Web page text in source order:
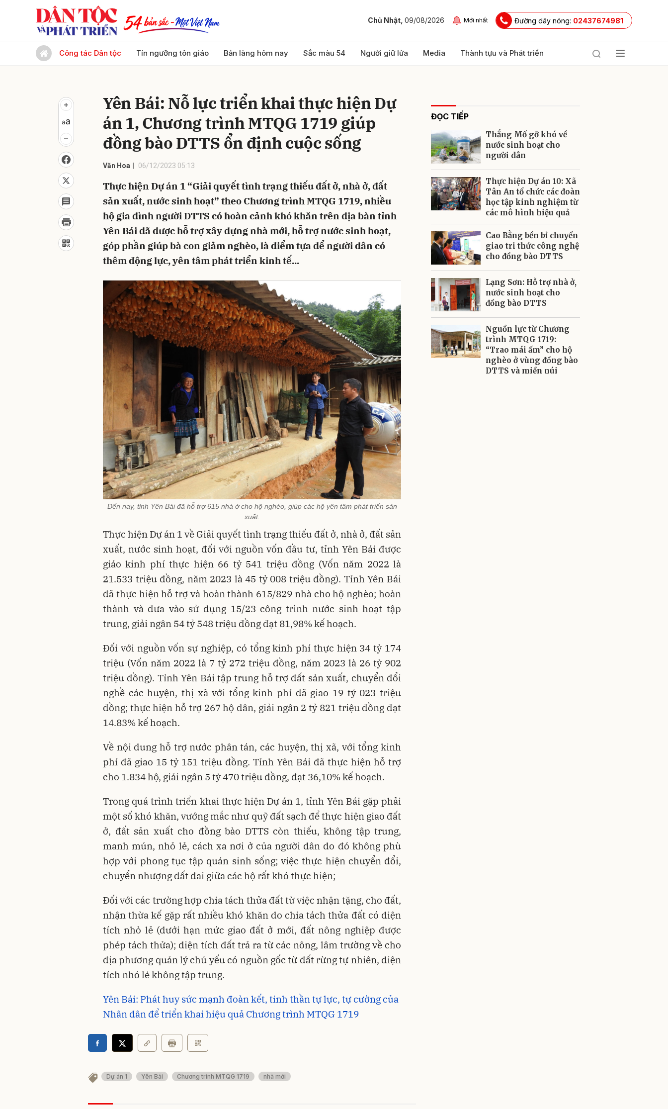
Chủ Nhật, 09/08/2026 Mới nhất Đường dây nóng: 02437674981
Công tác Dân tộc Tín ngưỡng tôn giáo Bản làng hôm nay Sắc màu 54 Người giữ lửa Media Thành tựu và Phát triển
Yên Bái: Nỗ lực triển khai thực hiện Dự
án 1, Chương trình MTQG 1719 giúp
đồng bào DTTS ổn định cuộc sống
Văn Hoa 06/12/2023 05:13
Thực hiện Dự án 1 “Giải quyết tình trạng thiếu đất ở, nhà ở, đất
sản xuất, nước sinh hoạt” theo Chương trình MTQG 1719, nhiều
hộ gia đình người DTTS có hoàn cảnh khó khăn trên địa bàn tỉnh
Yên Bái đã được hỗ trợ xây dựng nhà mới, hỗ trợ nước sinh hoạt,
góp phần giúp bà con giảm nghèo, là điểm tựa để người dân có
thêm động lực, yên tâm phát triển kinh tế...
Đến nay, tỉnh Yên Bái đã hỗ trợ 615 nhà ở cho hộ nghèo, giúp các hộ yên tâm phát triển sản
xuất.
Thực hiện Dự án 1 về Giải quyết tình trạng thiếu đất ở, nhà ở, đất sản
xuất, nước sinh hoạt, đối với nguồn vốn đầu tư, tỉnh Yên Bái được
giáo kinh phí thực hiện 66 tỷ 541 triệu đồng (Vốn năm 2022 là
21.533 triệu đồng, năm 2023 là 45 tỷ 008 triệu đồng). Tỉnh Yên Bái
đã thực hiện hỗ trợ và hoàn thành 615/829 nhà cho hộ nghèo; hoàn
thành và đưa vào sử dụng 15/23 công trình nước sinh hoạt tập
trung, giải ngân 54 tỷ 548 triệu đồng đạt 81,98% kế hoạch.
Đối với nguồn vốn sự nghiệp, có tổng kinh phí thực hiện 34 tỷ 174
triệu (Vốn năm 2022 là 7 tỷ 272 triệu đồng, năm 2023 là 26 tỷ 902
triệu đồng). Tỉnh Yên Bái tập trung hỗ trợ đất sản xuất, chuyển đổi
nghề các huyện, thị xã với tổng kinh phí đã giao 19 tỷ 023 triệu
đồng; thực hiện hỗ trợ 267 hộ dân, giải ngân 2 tỷ 821 triệu đồng đạt
14.83% kế hoạch.
Về nội dung hỗ trợ nước phân tán, các huyện, thị xã, với tổng kinh
phí đã giao 15 tỷ 151 triệu đồng. Tỉnh Yên Bái đã thực hiện hỗ trợ
cho 1.834 hộ, giải ngân 5 tỷ 470 triệu đồng, đạt 36,10% kế hoạch.
Trong quá trình triển khai thực hiện Dự án 1, tỉnh Yên Bái gặp phải
một số khó khăn, vướng mắc như quỹ đất sạch để thực hiện giao đất
ở, đất sản xuất cho đồng bào DTTS còn thiếu, không tập trung,
manh mún, nhỏ lẻ, cách xa nơi ở của người dân do đó không phù
hợp với phong tục tập quán sinh sống; việc thực hiện chuyển đổi,
chuyển nhượng đất đai giữa các hộ rất khó thực hiện;
Đối với các trường hợp chia tách thửa đất từ việc nhận tặng, cho đất,
nhận thừa kế gặp rất nhiều khó khăn do chia tách thửa đất có diện
tích nhỏ lẻ (dưới hạn mức giao đất ở mới, đất nông nghiệp được
phép tách thửa); diện tích đất trả ra từ các nông, lâm trường về cho
địa phương quản lý chủ yếu có nguồn gốc từ đất rừng tự nhiên, diện
tích nhỏ lẻ không tập trung.
Yên Bái: Phát huy sức mạnh đoàn kết, tinh thần tự lực, tự cường của
Nhân dân để triển khai hiệu quả Chương trình MTQG 1719
Dự án 1 Yên Bái Chương trình MTQG 1719 nhà mới
ĐỌC TIẾP
Thắng Mố gỡ khó về
nước sinh hoạt cho
người dân
Thực hiện Dự án 10: Xã
Tân An tổ chức các đoàn
học tập kinh nghiệm từ
các mô hình hiệu quả
Cao Bằng bền bỉ chuyển
giao tri thức công nghệ
cho đồng bào DTTS
Lạng Sơn: Hỗ trợ nhà ở,
nước sinh hoạt cho
đồng bào DTTS
Nguồn lực từ Chương
trình MTQG 1719:
“Trao mái ấm” cho hộ
nghèo ở vùng đồng bào
DTTS và miền núi
Gửi bình luận
Gửi